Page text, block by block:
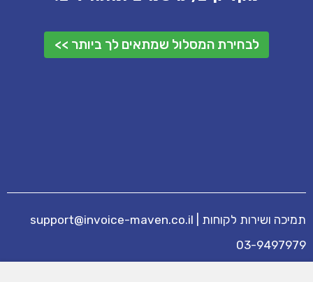
לבחירת המסלול שמתאים לך ביותר >>
תמיכה ושירות לקוחות support@invoice-maven.co.il
03-9497979